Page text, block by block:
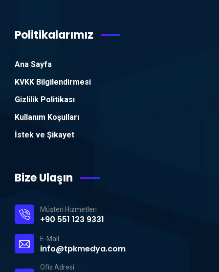
Politikalarımız
Ana Sayfa
KVKK Bilgilendirmesi
Gizlilik Politikası
Kullanım Koşulları
İstek ve Şikayet
Bize Ulaşın
Müşteri Hizmetleri
+90 551 123 9331
E-Mail
info@tpkmedya.com
Ofis Adresi